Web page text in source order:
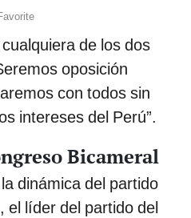
de los dos
oposición
con todos sin
intereses del Perú”.
Bicameral
dinámica del partido
el líder del partido del